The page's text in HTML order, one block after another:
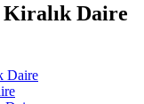
Daire
Daire